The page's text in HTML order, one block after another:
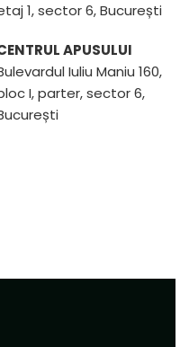
1, sector 6, București
APUSULUI
Iuliu Maniu 160,
I, parter, sector 6,